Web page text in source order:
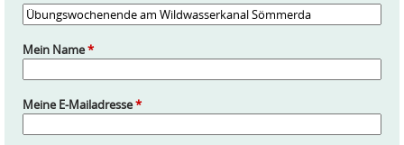
Mein Name*
Meine E-Mailadresse*